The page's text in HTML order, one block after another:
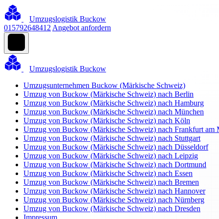
Umzugslogistik Buckow
015792648412 Angebot anfordern
Umzugslogistik Buckow
Umzugsunternehmen Buckow (Märkische Schweiz)
Umzug von Buckow (Märkische Schweiz) nach Berlin
Umzug von Buckow (Märkische Schweiz) nach Hamburg
Umzug von Buckow (Märkische Schweiz) nach München
Umzug von Buckow (Märkische Schweiz) nach Köln
Umzug von Buckow (Märkische Schweiz) nach Frankfurt am
Umzug von Buckow (Märkische Schweiz) nach Stuttgart
Umzug von Buckow (Märkische Schweiz) nach Düsseldorf
Umzug von Buckow (Märkische Schweiz) nach Leipzig
Umzug von Buckow (Märkische Schweiz) nach Dortmund
Umzug von Buckow (Märkische Schweiz) nach Essen
Umzug von Buckow (Märkische Schweiz) nach Bremen
Umzug von Buckow (Märkische Schweiz) nach Hannover
Umzug von Buckow (Märkische Schweiz) nach Nürnberg
Umzug von Buckow (Märkische Schweiz) nach Dresden
Impressum